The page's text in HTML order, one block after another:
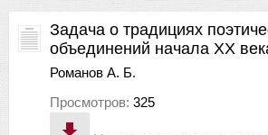
Задача о традициях
объединений начала ХХ
Романов А. Б.
Просмотров: 325